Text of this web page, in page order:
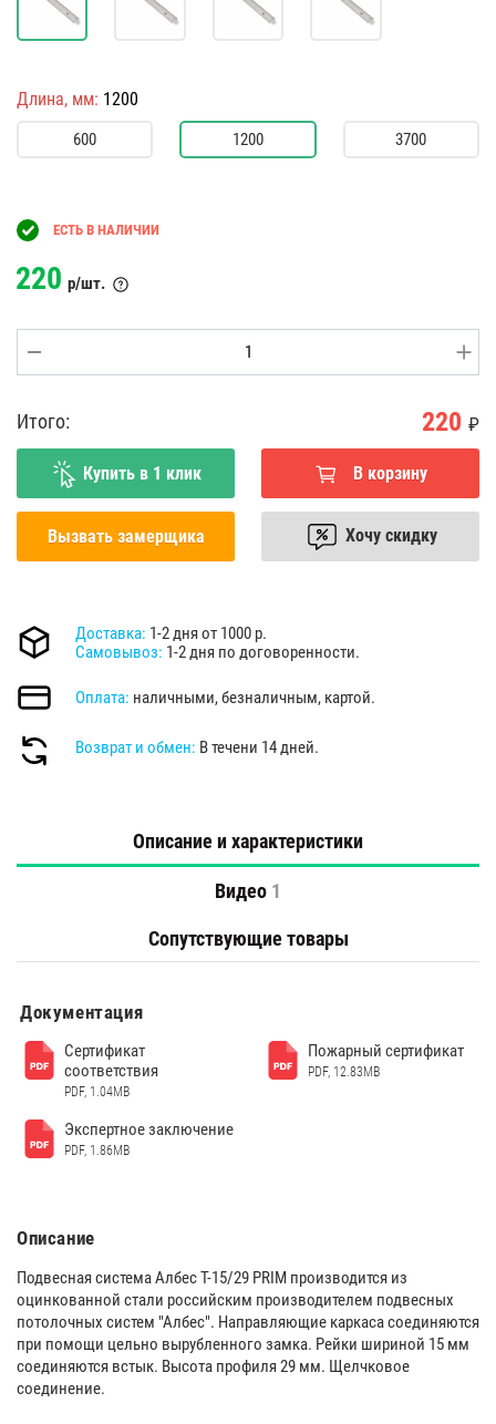
Длина, мм: 1200
600 1200 3700
ЕСТЬ В НАЛИЧИИ
220 р/шт.
Итого: 220 ₽
Купить в 1 клик В корзину
Вызвать замерщика Хочу скидку
Доставка: 1-2 дня от 1000 р.
Самовывоз: 1-2 дня по договоренности.
Оплата: наличными, безналичным, картой.
Возврат и обмен: В течени 14 дней.
Описание и характеристики
Видео 1
Сопутствующие товары
Документация
Сертификат
соответствия
PDF, 1.04MB
Пожарный сертификат
PDF, 12.83MB
Экспертное заключение
PDF, 1.86MB
Описание
Подвесная система Албес T-15/29 PRIM производится из
оцинкованной стали российским производителем подвесных
потолочных систем "Албес". Направляющие каркаса соединяются
при помощи цельно вырубленного замка. Рейки шириной 15 мм
соединяются встык. Высота профиля 29 мм. Щелчковое
соединение.